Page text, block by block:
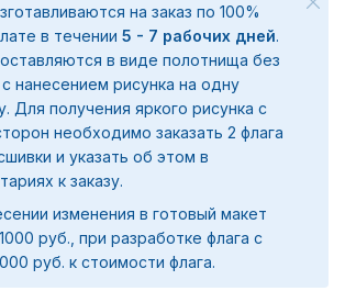
на заказ по 100%
в течении 5 - 7 рабочих дней.
в виде полотнища без
нанесением рисунка на одну
Для получения яркого рисунка с
необходимо заказать 2 флага
и указать об этом в
к заказу.
изменения в готовый макет
руб., при разработке флага с
руб. к стоимости флага.